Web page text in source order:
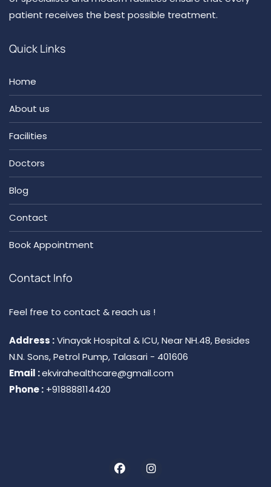
patient receives the best possible treatment.
Quick Links
Home
About us
Facilities
Doctors
Blog
Contact
Book Appointment
Contact Info
Feel free to contact & reach us !
Address :Vinayak Hospital & ICU, Near NH.48, Besides
N.N. Sons, Petrol Pump, Talasari - 401606
Email :ekvirahealthcare@gmail.com
Phone : +918888114420